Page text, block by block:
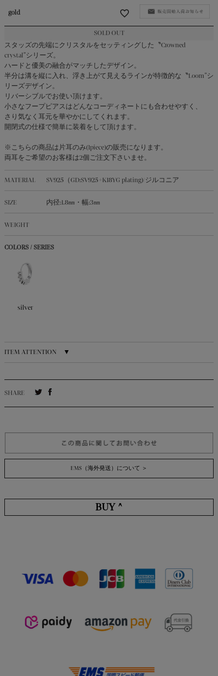
全ての商品
SHOP LIST
SHOPPING GUIDE
LEGAL INFORMATION
OFFICIAL ACCOUNT
gold
SOLD OUT
スタッズの先端にクリスタルをセッティングした〝Crowned
crystal”シリーズ。
ハードと優美の融合がマッチしたデザイン。
半分は溝を縦に入れ、浮き上がて見えるラインが特徴的な〝Loom”シ
リーズデザイン。
リバーシブルでお使い頂けます。
小さなフープピアスはどんなコーディネートにも合わせやすく、
さり気なく耳元を華やかにしてくれます。
開閉式の仕様で簡単に装着をして頂けます。
※こちらの商品は片耳のみ(1piece)の販売になります。
両耳をご希望のお客様は2個ご注文下さいませ。
MATERIAL SV925（GD:SV925+K18YG plating)/ジルコニア
SIZE 内径:1.8㎜・幅:3㎜
WEIGHT
COLORS / SERIES
silver
ITEM ATTENTION ▼
EMS（海外発送）について ＞
BUY ^